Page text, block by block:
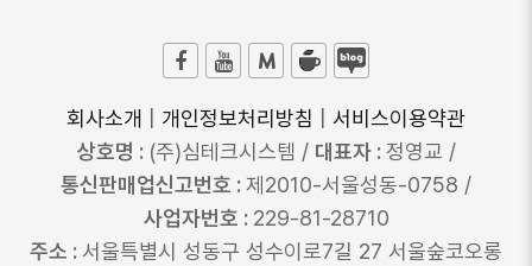
회사소개 개인정보처리방침
서비스이용약관
상호명 : (주)심테크시스템 / 대표자 :정영교 /
통신판매업신고번호 :제2010-서울성동-0758 /
사업자번호 : 229-81-28710
주소 : 서울특별시 성동구 성수이로7길 27 서울숲코오롱